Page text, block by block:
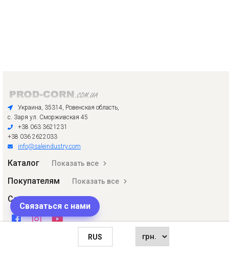
RUS
Украина, 35314, Ровенская область,
с. Заря ул. Сморживская 45
+38 063 3621231
+38 036 2622033
info@saleindustry.com
Каталог Показать все
Покупателям Показать все
Соцсети
Связаться с нами